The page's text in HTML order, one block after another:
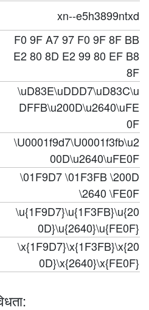
xn--e5h3899ntxd
F0 9F A7 97 F0 9F 8F BB
E2 80 8D E2 99 80 EF B8
8F
\uD83E\uDDD7\uD83C\u
DFFB\u200D\u2640\uFE
0F
\U0001f9d7\U0001f3fb\u2
00D\u2640\uFE0F
\01F9D7 \01F3FB \200D
\2640 \FE0F
\u{1F9D7}\u{1F3FB}\u{20
0D}\u{2640}\u{FE0F}
\x{1F9D7}\x{1F3FB}\x{20
0D}\x{2640}\x{FE0F}